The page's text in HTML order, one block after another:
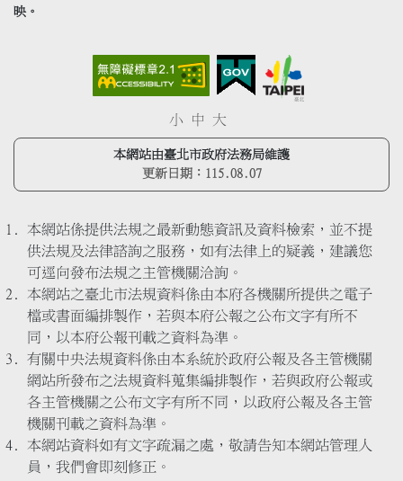
映。
小 中 大
本網站由臺北市政府法務局維護
更新日期： 115.08.07
本網站係提供法規之最新動態資訊及資料檢索，並不提
供法規及法律諮詢之服務，如有法律上的疑義，建議您
可逕向發布法規之主管機關洽詢。
本網站之臺北市法規資料係由本府各機關所提供之電子
檔或書面編排製作，若與本府公報之公布文字有所不
同，以本府公報刊載之資料為準。
有關中央法規資料係由本系統於政府公報及各主管機關
網站所發布之法規資料蒐集編排製作，若與政府公報或
各主管機關之公布文字有所不同，以政府公報及各主管
機關刊載之資料為準。
本網站資料如有文字疏漏之處，敬請告知本網站管理人
員，我們會即刻修正。